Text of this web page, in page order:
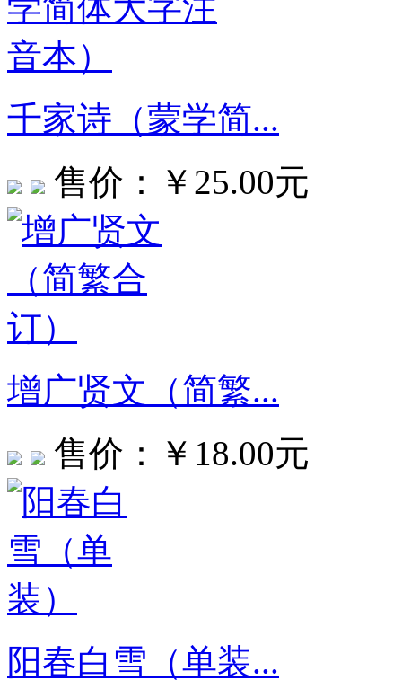
千家诗（蒙学简...
售价：￥25.00元
增广贤文（简繁...
售价：￥18.00元
阳春白雪（单装...